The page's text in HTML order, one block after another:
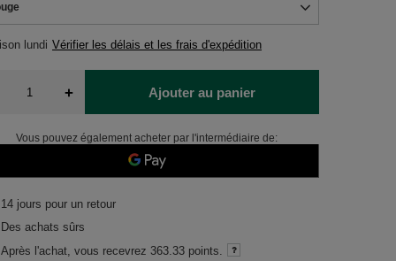
lundi Vérifier les délais et les frais d'expédition
+ Ajouter au panier
Vous pouvez également acheter par l'intermédiaire de:
14 jours pour un retour
Des achats sûrs
Après l'achat, vous recevrez 363.33 points.